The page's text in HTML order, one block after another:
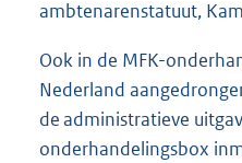
ambtenarenstatuut,
Ook in de MFK-
Nederland
de administratieve
onderhandelingsbox